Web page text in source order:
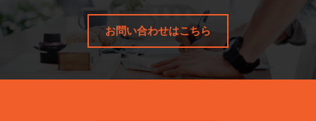
お問い合わせはこちら